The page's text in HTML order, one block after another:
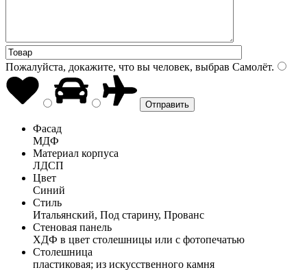
Пожалуйста, докажите, что вы человек, выбрав Самолёт.
Фасад
МДФ
Материал корпуса
ЛДСП
Цвет
Синий
Стиль
Итальянский, Под старину, Прованс
Стеновая панель
ХДФ в цвет столешницы или с фотопечатью
Столешница
пластиковая; из искусственного камня